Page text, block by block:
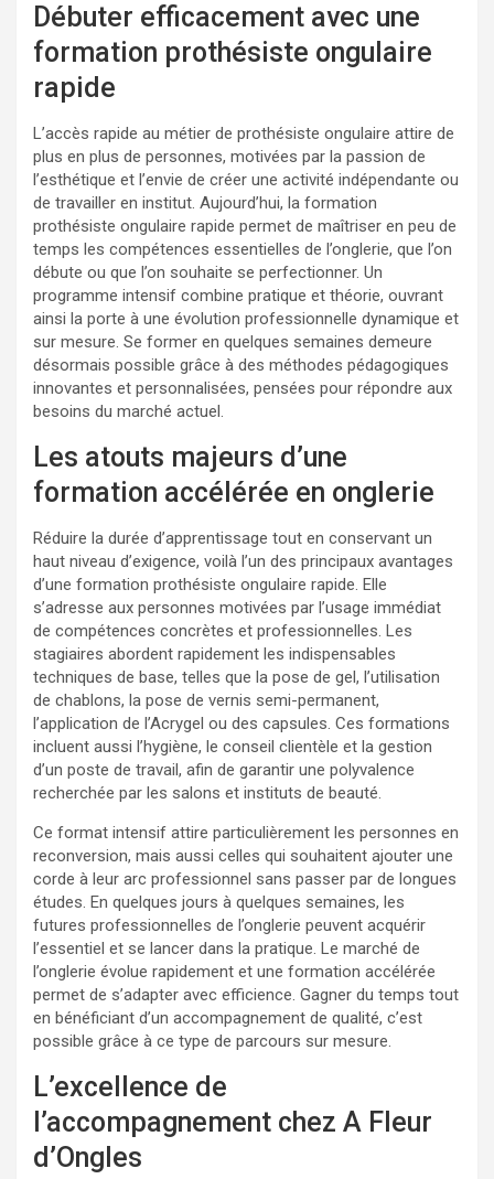
Débuter efficacement avec une
formation prothésiste ongulaire
rapide
L’accès rapide au métier de prothésiste ongulaire attire de
plus en plus de personnes, motivées par la passion de
l’esthétique et l’envie de créer une activité indépendante ou
de travailler en institut. Aujourd’hui, la formation
prothésiste ongulaire rapide permet de maîtriser en peu de
temps les compétences essentielles de l’onglerie, que l’on
débute ou que l’on souhaite se perfectionner. Un
programme intensif combine pratique et théorie, ouvrant
ainsi la porte à une évolution professionnelle dynamique et
sur mesure. Se former en quelques semaines demeure
désormais possible grâce à des méthodes pédagogiques
innovantes et personnalisées, pensées pour répondre aux
besoins du marché actuel.
Les atouts majeurs d’une
formation accélérée en onglerie
Réduire la durée d’apprentissage tout en conservant un
haut niveau d’exigence, voilà l’un des principaux avantages
d’une formation prothésiste ongulaire rapide. Elle
s’adresse aux personnes motivées par l’usage immédiat
de compétences concrètes et professionnelles. Les
stagiaires abordent rapidement les indispensables
techniques de base, telles que la pose de gel, l’utilisation
de chablons, la pose de vernis semi-permanent,
l’application de l’Acrygel ou des capsules. Ces formations
incluent aussi l’hygiène, le conseil clientèle et la gestion
d’un poste de travail, afin de garantir une polyvalence
recherchée par les salons et instituts de beauté.
Ce format intensif attire particulièrement les personnes en
reconversion, mais aussi celles qui souhaitent ajouter une
corde à leur arc professionnel sans passer par de longues
études. En quelques jours à quelques semaines, les
futures professionnelles de l’onglerie peuvent acquérir
l’essentiel et se lancer dans la pratique. Le marché de
l’onglerie évolue rapidement et une formation accélérée
permet de s’adapter avec efficience. Gagner du temps tout
en bénéficiant d’un accompagnement de qualité, c’est
possible grâce à ce type de parcours sur mesure.
L’excellence de
l’accompagnement chez A Fleur
d’Ongles